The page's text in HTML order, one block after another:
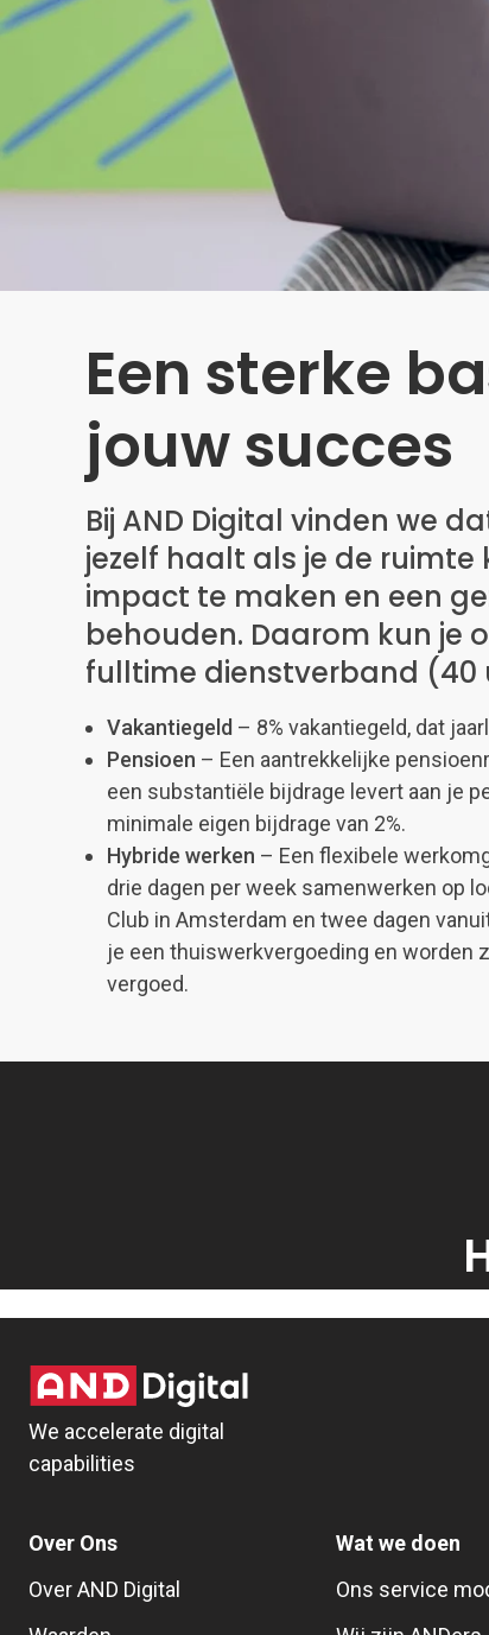
Een sterke
jouw succes
Bij AND Digital vinden we
jezelf haalt als je de ruimte
impact te maken en een
behouden. Daarom kun je
fulltime dienstverband (40
Vakantiegeld – 8% vakantiegeld, dat
Pensioen – Een aantrekkelijke
een substantiële bijdrage levert aan je
minimale eigen bijdrage van 2%.
Hybride werken – Een flexibele
drie dagen per week samenwerken op
Club in Amsterdam en twee dagen
je een thuiswerkvergoeding en worden
vergoed.
We accelerate digital
capabilities
Over Ons
Over AND Digital
Wat we doen
Ons service